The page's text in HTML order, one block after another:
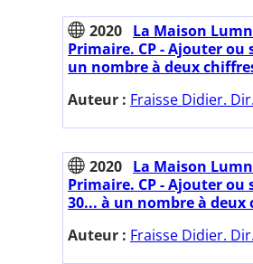
2020 La Maison
Primaire. CP - Ajouter ou
un nombre à deux
Auteur : Fraisse Didier. Dir.
2020 La Maison
Primaire. CP - Ajouter ou
30... à un nombre à deux
Auteur : Fraisse Didier. Dir.